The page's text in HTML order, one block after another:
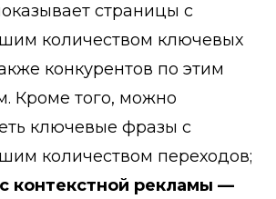
страницы с
количеством ключевых
конкурентов по этим
Кроме того, можно
ключевые фразы с
количеством переходов;
контекстной рекламы —